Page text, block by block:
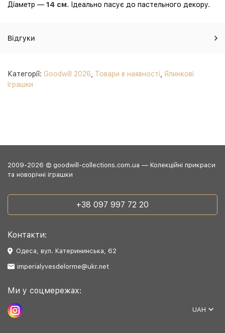
Діаметр — 14 см. Ідеально пасує до пастельного декору.
Відгуки
Категорії: Goodwill 2026 Товари в наявності Ялинкові
іграшки
2009-2026 © goodwill-collections.com.ua — Колекційні прикраси
та новорічні іграшки
+38 097 997 72 20
Контакти:
Одеса, вул. Катерининська, 62
imperialyvesdelorme@ukr.net
Ми у соцмережах:
UAH